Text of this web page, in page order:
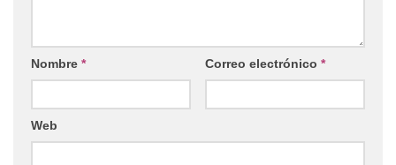
Nombre * Correo electrónico *
Web